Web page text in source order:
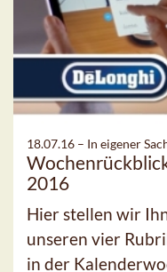
18.07.16 – In eigener
2016
Hier stellen wir
unseren vier
in der